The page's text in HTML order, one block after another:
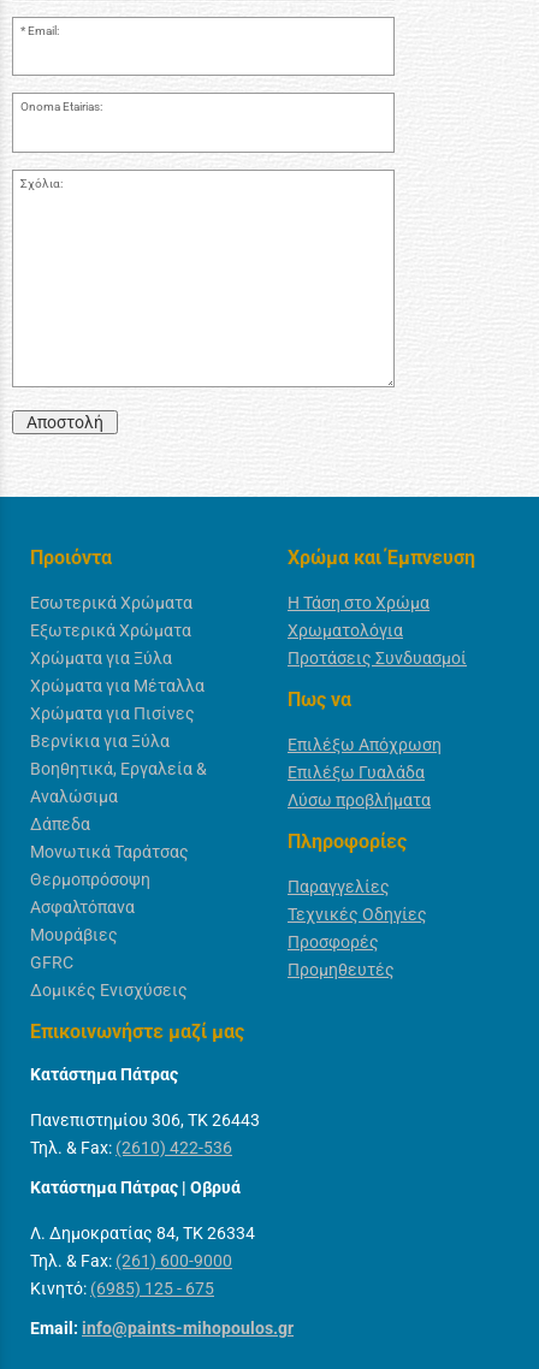
Email:
Onoma Etairias:
Σχόλια:
Αποστολή
Προιόντα
Εσωτερικά Χρώματα
Εξωτερικά Χρώματα
Χρώματα για Ξύλα
Χρώματα για Μέταλλα
Χρώματα για Πισίνες
Βερνίκια για Ξύλα
Βοηθητικά, Εργαλεία &
Αναλώσιμα
Δάπεδα
Μονωτικά Ταράτσας
Θερμοπρόσοψη
Ασφαλτόπανα
Μουράβιες
GFRC
Δομικές Ενισχύσεις
Χρώμα και Έμπνευση
Η Τάση στο Χρώμα
Χρωματολόγια
Προτάσεις Συνδυασμοί
Πως να
Επιλέξω Απόχρωση
Επιλέξω Γυαλάδα
Λύσω προβλήματα
Πληροφορίες
Παραγγελίες
Τεχνικές Οδηγίες
Προσφορές
Προμηθευτές
Επικοινωνήστε μαζί μας
Κατάστημα Πάτρας
Πανεπιστημίου 306, ΤΚ 26443
Τηλ. & Fax: (2610) 422-536
Κατάστημα Πάτρας | Οβρυά
Λ. Δημοκρατίας 84, ΤΚ 26334
Τηλ. & Fax: (261) 600-9000
Κινητό: (6985) 125 - 675
Email: info@paints-mihopoulos.gr